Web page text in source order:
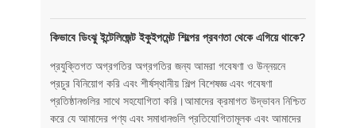
কিভাবে ডিংঝু ইন্টেলিজেন্ট ইকুইপমেন্ট শিল্পের প্রবণতা থেকে এগিয়ে থাকে?
প্রযুক্তিগত অগ্রগতির অগ্রগতির জন্য আমরা গবেষণা ও উন্নয়নে
প্রচুর বিনিয়োগ করি এবং শীর্ষস্থানীয় শিল্প বিশেষজ্ঞ এবং গবেষণা
প্রতিষ্ঠানগুলির সাথে সহযোগিতা করি।আমাদের ক্রমাগত উদ্ভাবন নিশ্চিত
করে যে আমাদের পণ্য এবং সমাধানগুলি প্রতিযোগিতামূলক এবং আমাদের